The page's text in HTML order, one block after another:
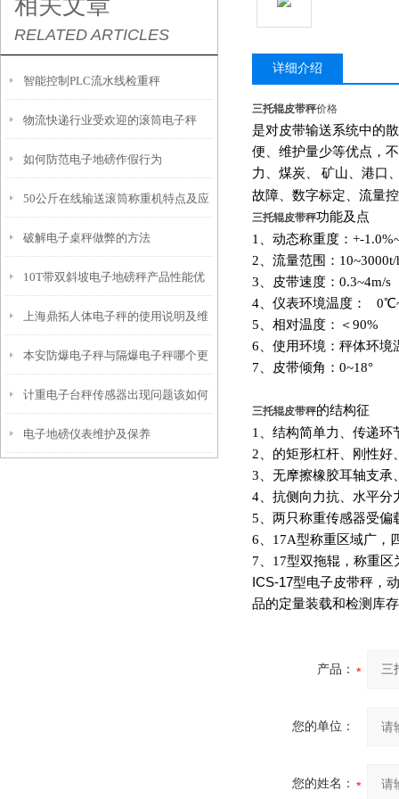
相关文章
RELATED ARTICLES
智能控制PLC流水线检重秤
物流快递行业受欢迎的滚筒电子秤
如何防范电子地磅作假行为
50公斤在线输送滚筒称重机特点及应
用原理
破解电子桌秤做弊的方法
10T带双斜坡电子地磅秤产品性能优
点
上海鼎拓人体电子秤的使用说明及维
护
本安防爆电子秤与隔爆电子秤哪个更
安
计重电子台秤传感器出现问题该如何
处理?
电子地磅仪表维护及保养
详细介绍
三托辊皮带秤价格
是对皮带输送系统中的
便、维护量少等优点，
力、煤炭、
矿山、港口
故障、数字标定、流量
三托辊皮带秤功能及点
1
、动态称重度：+-
2 、流量范围：10~3000t/
3 、皮带速度：0.3~4m/s
4 、仪表环境温度：
5 、相对温度：＜90%
6 、使用环境：秤体环
7 、皮带倾角：0~18°
三托辊皮带秤的结构征
1
、结构简单力、传递
2 、的矩形杠杆、刚性好
3 、无摩擦橡胶耳轴支
4 、抗侧向力抗、水平
5 、两只称重传感器受
6 、17A型称重区域广
7 、17型双拖辊，称重
ICS-17型电子皮带秤，
品的定量装载和检测库
产品：
您的单位：
您的姓名：